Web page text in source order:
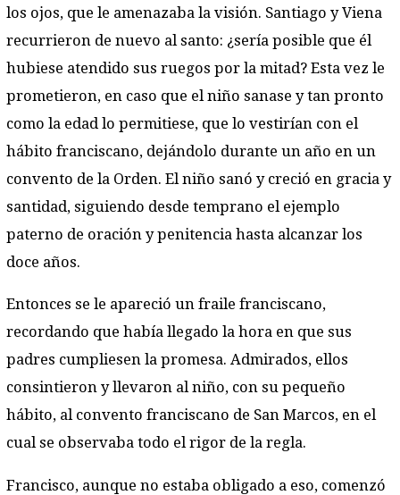
los ojos, que le amenazaba la visión. Santiago y Viena
recurrieron de nuevo al santo: ¿sería posible que él
hubiese atendido sus ruegos por la mitad? Esta vez le
prometieron, en caso que el niño sanase y tan pronto
como la edad lo permitiese, que lo vestirían con el
hábito franciscano, dejándolo durante un año en un
convento de la Orden. El niño sanó y creció en gracia y
santidad, siguiendo desde temprano el ejemplo
paterno de oración y penitencia hasta alcanzar los
doce años.
Entonces se le apareció un fraile franciscano,
recordando que había llegado la hora en que sus
padres cumpliesen la promesa. Admirados, ellos
consintieron y llevaron al niño, con su pequeño
hábito, al convento franciscano de San Marcos, en el
cual se observaba todo el rigor de la regla.
Francisco, aunque no estaba obligado a eso, comenzó